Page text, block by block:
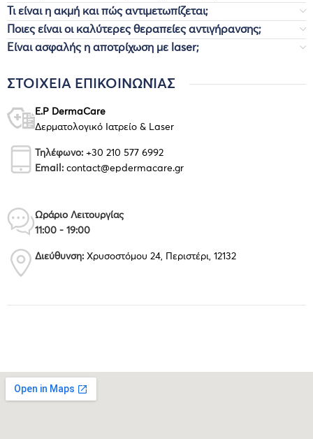
Τι είναι η ακμή και πώς αντιμετωπίζεται;
Ποιες είναι οι καλύτερες θεραπείες αντιγήρανσης;
Είναι ασφαλής η αποτρίχωση με laser;
ΣΤΟΙΧΕΙΑ ΕΠΙΚΟΙΝΩΝΊΑΣ
E.P DermaCare
Δερματολογικό Ιατρείο & Laser
Τηλέφωνο: +30 210 577 6992
Email: contact@epdermacare.gr
Ωράριο Λειτουργίας
11:00 - 19:00
Διεύθυνση: Χρυσοστόμου 24, Περιστέρι, 12132